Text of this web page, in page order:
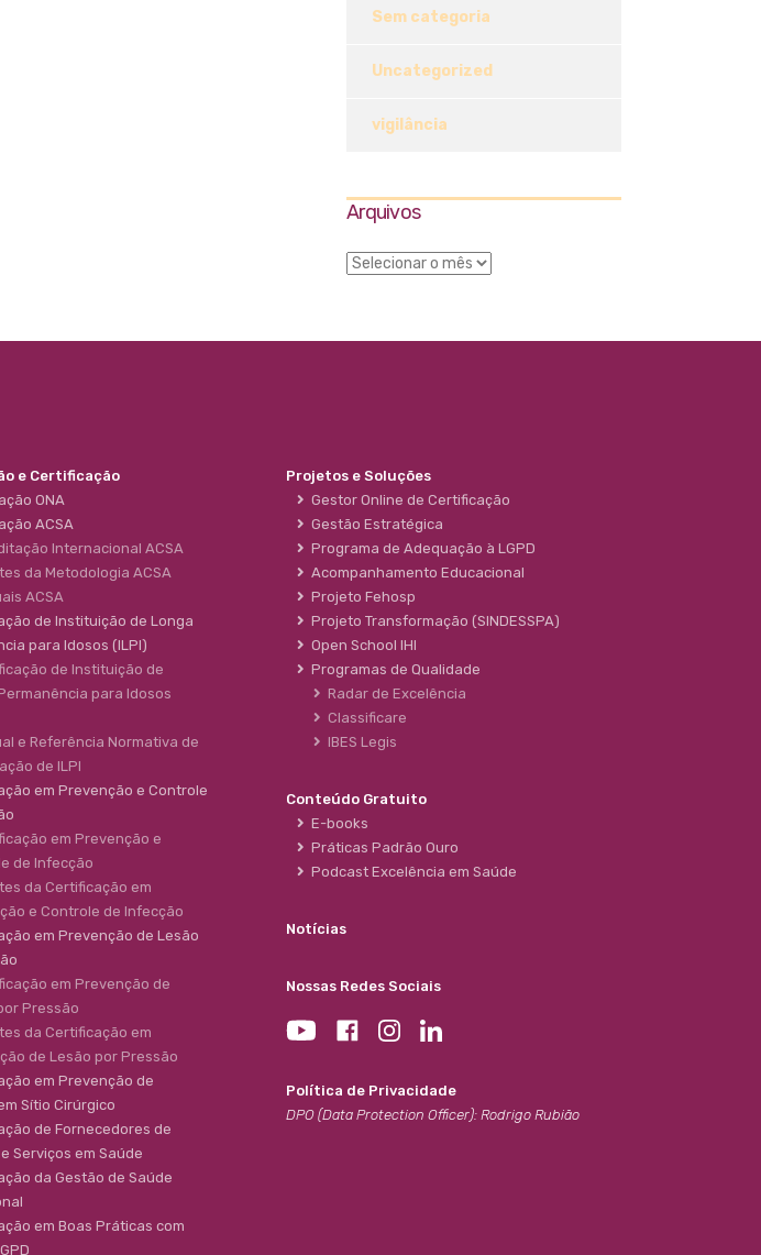
Sem categoria
Uncategorized
vigilância
Arquivos
e Certificação
ONA
ACSA
Internacional ACSA
da Metodologia ACSA
ACSA
de Instituição de Longa
para Idosos (ILPI)
de Instituição de
para Idosos
e Referência Normativa de
de ILPI
em Prevenção e Controle
em Prevenção e
de Infecção
da Certificação em
e Controle de Infecção
em Prevenção de Lesão
em Prevenção de
Pressão
da Certificação em
de Lesão por Pressão
em Prevenção de
Sítio Cirúrgico
de Fornecedores de
Serviços em Saúde
da Gestão de Saúde
em Boas Práticas com
Projetos e Soluções
Gestor Online de Certificação
Gestão Estratégica
Programa de Adequação à LGPD
Acompanhamento Educacional
Projeto Fehosp
Projeto Transformação (SINDESSPA)
Open School IHI
Programas de Qualidade
Radar de Excelência
Classificare
IBES Legis
Conteúdo Gratuito
E-books
Práticas Padrão Ouro
Podcast Excelência em Saúde
Notícias
Nossas Redes Sociais
Política de Privacidade
DPO (Data Protection Officer): Rodrigo Rubião